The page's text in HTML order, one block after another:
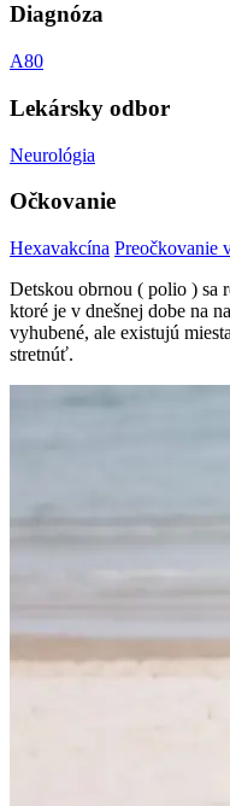
Diagnóza
A80
Lekársky odbor
Neurológia
Očkovanie
Hexavakcína Preočkovanie
Detskou obrnou ( polio ) sa
ktoré je v dnešnej dobe na
vyhubené, ale existujú
stretnúť.